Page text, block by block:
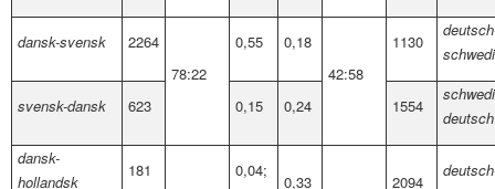
dansk-svensk
2264
78:22
0,55
0,18
42:58
1130
svensk-dansk 623 0,15 0,24 1554
deutsch
dansk-
hollandsk
181
0,04;
0,33 2094